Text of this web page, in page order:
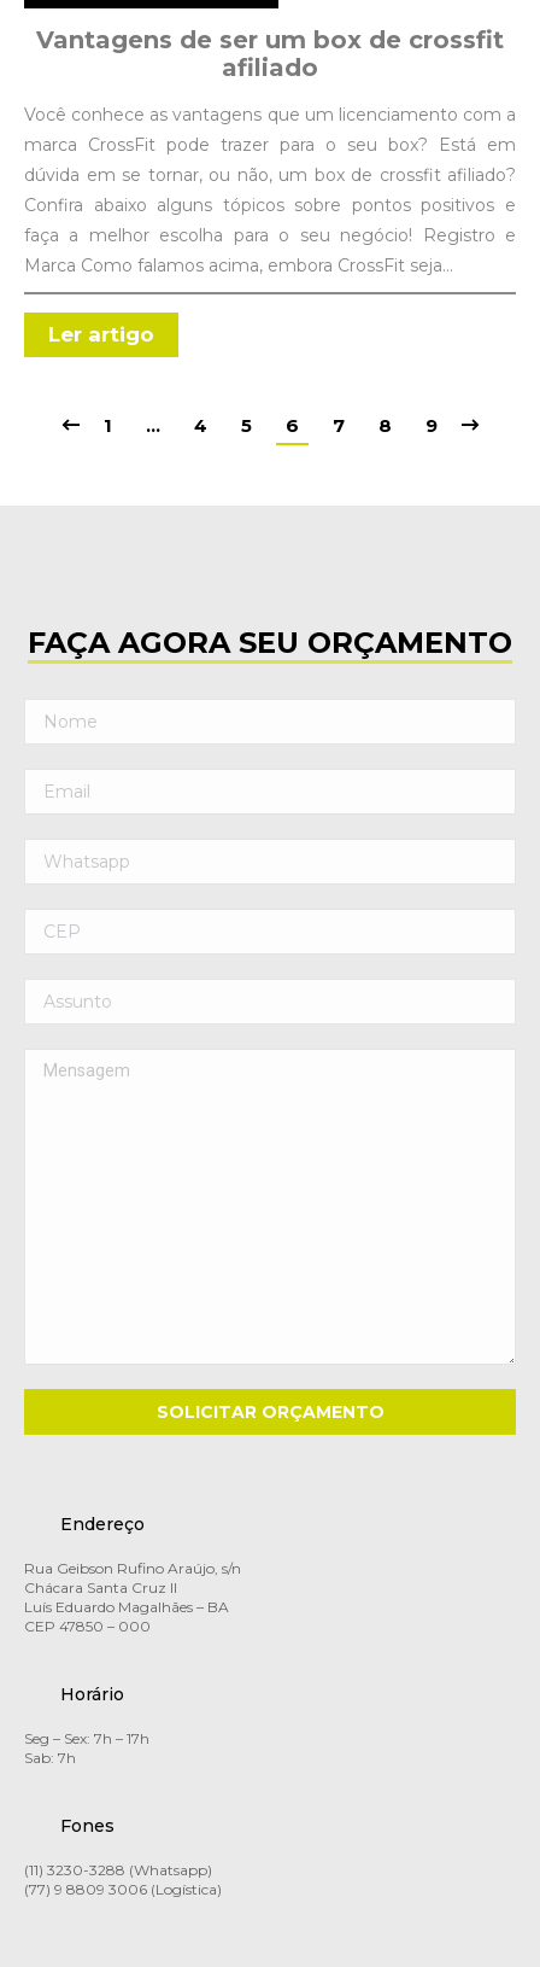
Vantagens de ser um box de crossfit
afiliado
Você conhece as vantagens que um licenciamento com a
marca CrossFit pode trazer para o seu box? Está em
dúvida em se tornar, ou não, um box de crossfit afiliado?
Confira abaixo alguns tópicos sobre pontos positivos e
faça a melhor escolha para o seu negócio! Registro e
Marca Como falamos acima, embora CrossFit seja…
Ler artigo
1 … 4 5 6 7 8 9
FAÇA AGORA SEU ORÇAMENTO
Endereço
Rua Geibson Rufino Araújo, s/n
Chácara Santa Cruz II
Luís Eduardo Magalhães – BA
CEP 47850 – 000
Horário
Seg – Sex: 7h – 17h
Sab: 7h
Fones
(11) 3230-3288 (Whatsapp)
(77) 9 8809 3006 (Logística)